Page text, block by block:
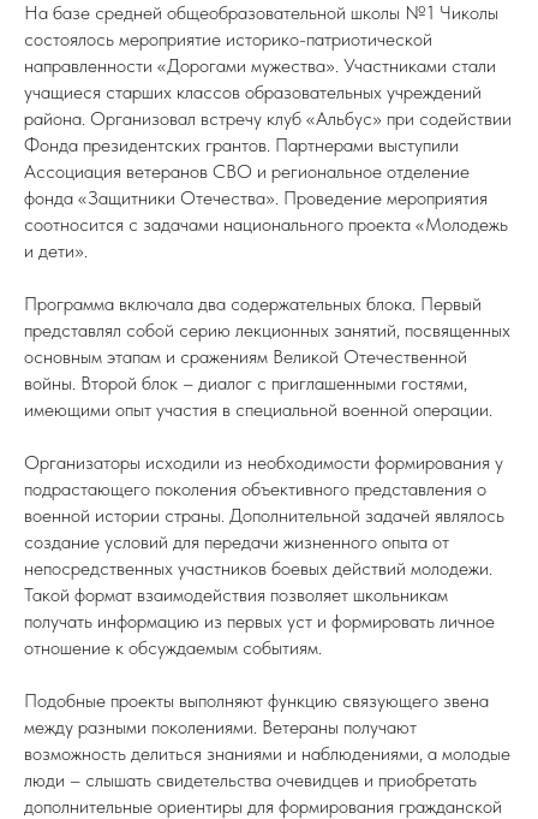
На базе средней общеобразовательной школы №1 Чиколы
состоялось мероприятие историко-патриотической
направленности «Дорогами мужества». Участниками стали
учащиеся старших классов образовательных учреждений
района. Организовал встречу клуб «Альбус» при содействии
Фонда президентских грантов. Партнерами выступили
Ассоциация ветеранов СВО и региональное отделение
фонда «Защитники Отечества». Проведение мероприятия
соотносится с задачами национального проекта «Молодежь
и дети».
Программа включала два содержательных блока. Первый
представлял собой серию лекционных занятий, посвященных
основным этапам и сражениям Великой Отечественной
войны. Второй блок – диалог с приглашенными гостями,
имеющими опыт участия в специальной военной операции.
Организаторы исходили из необходимости формирования у
подрастающего поколения объективного представления о
военной истории страны. Дополнительной задачей являлось
создание условий для передачи жизненного опыта от
непосредственных участников боевых действий молодежи.
Такой формат взаимодействия позволяет школьникам
получать информацию из первых уст и формировать личное
отношение к обсуждаемым событиям.
Подобные проекты выполняют функцию связующего звена
между разными поколениями. Ветераны получают
возможность делиться знаниями и наблюдениями, а молодые
люди – слышать свидетельства очевидцев и приобретать
дополнительные ориентиры для формирования гражданской